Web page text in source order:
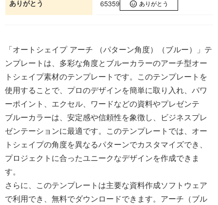
ありがとう 65359 ありがとう
「オートシェイプ アーチ （パターン角度）（ブルー）」テ
ンプレートは、多彩な角度とブルーカラーのアーチ型オー
トシェイプ素材のテンプレートです。このテンプレートを
使用することで、プロのデザインを簡単に取り入れ、パワ
ーポイント、エクセル、ワードなどの資料やプレゼンテ
ブルーカラーは、安定感や信頼性を象徴し、ビジネスプレ
ゼンテーションに最適です。このテンプレートでは、オー
トシェイプの角度を異なるパターンでカスタマイズでき、
プロジェクトに合ったユニークなデザインを作成できま
す。
さらに、このテンプレートは主要な資料作成ソフトウェア
で利用でき、無料でダウンロードできます。アーチ（ブル